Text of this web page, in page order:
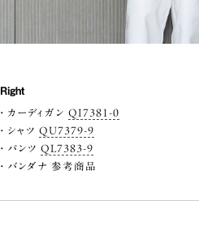
Right
カーディガン QI7381-0
シャツ QU7379-9
パンツ QL7383-9
バンダナ 参考商品